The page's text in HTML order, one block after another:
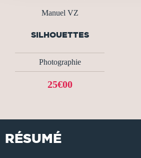
Manuel VZ
SILHOUETTES
Photographie
25€00
RÉSUMÉ